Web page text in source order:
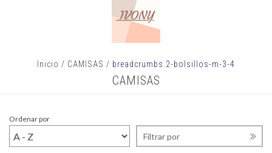
Inicio / CAMISAS / breadcrumbs.2-bolsillos-m-3-4
CAMISAS
Ordenar por
Filtrar por